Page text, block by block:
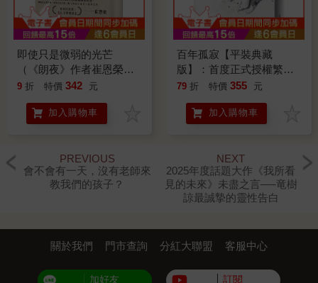
即使只是微弱的光芒
（《朗夜》作者崔恩榮全
新短篇集）
9 折 特價 342 元
加入購物車
百年孤寂【平裝典藏
版】：首度正式授權繁體
中文版！出版50週年紀念
79 折 特價 355 元
加入購物車
PREVIOUS
會不會有一天，沒有老師來
教我們的孩子？
NEXT
2025年度話題大作《我所看
見的未來》未盡之言──竜樹
諒最誠摯的靈性告白
關於我們 門市查詢 分紅大聯盟 客服中心
加好友 訂閱